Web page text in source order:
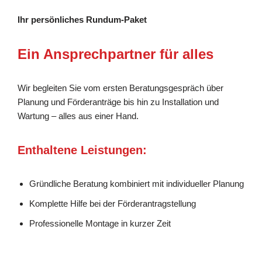
Ihr persönliches Rundum-Paket
Ein Ansprechpartner für alles
Wir begleiten Sie vom ersten Beratungsgespräch über
Planung und Förderanträge bis hin zu Installation und
Wartung – alles aus einer Hand.
Enthaltene Leistungen:
Gründliche Beratung kombiniert mit individueller Planung
Komplette Hilfe bei der Förderantragstellung
Professionelle Montage in kurzer Zeit